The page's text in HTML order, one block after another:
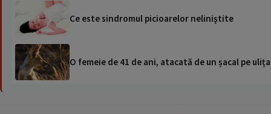
Ce este sindromul picioarelor neliniştite
O femeie de 41 de ani, atacată de un șacal pe